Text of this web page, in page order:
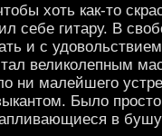
хоть как-то
себе гитару. В
и с
великолепным
ни малейшего
Было
в